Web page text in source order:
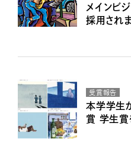
メインビ
採用され
受賞報告
本学学生
賞 学生賞